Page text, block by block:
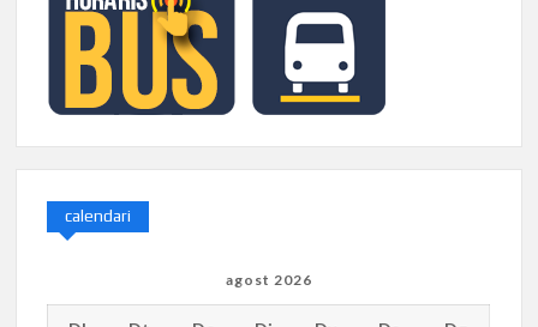
calendari
agost 2026